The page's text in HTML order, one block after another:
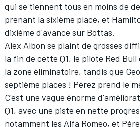
qui se tiennent tous en moins de
prenant la sixième place, et
dixième d'avance sur Bottas.
Alex Albon se plaint de grosses
la fin de cette Q1, le pilote Red
la zone éliminatoire, tandis que
septième places ! Pérez prend le
C'est une vague énorme
Q1, avec une piste en nette
notamment les Alfa Romeo, et